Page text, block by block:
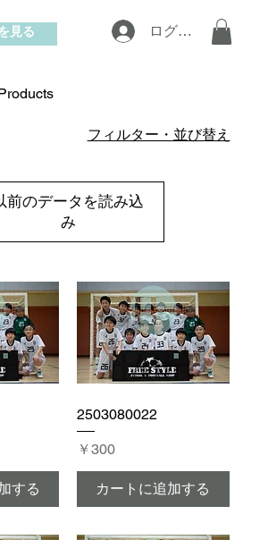
お問い合わせ
ログイン
見る
フィルター・並び替え
前のデータを読み込
み
する
2503080022
価格
￥300
カートに追加する